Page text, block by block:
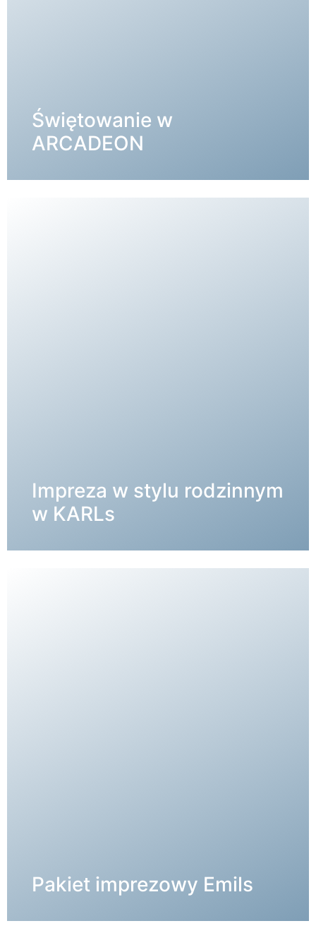
Świętowanie w
ARCADEON
SZCZEGÓŁY →
Impreza w stylu rodzinnym
w KARLs
SZCZEGÓŁY →
Pakiet imprezowy Emils
SZCZEGÓŁY →